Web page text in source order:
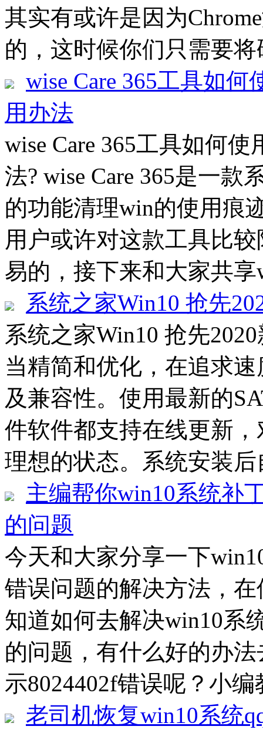
其实有或许是因为
的，这时候你们只需要
wise Care 365工具如何
用办法
wise Care 365工具如何使
法? wise Care 365是一
的功能清理win的使用痕
用户或许对这款工具比
易的，接下来和大家共享
系统之家Win10 抢先
系统之家Win10 抢先
当精简和优化，在追求
及兼容性。使用最新的
件软件都支持在线更新
理想的状态。系统安装
主编帮你win10系统补
的问题
今天和大家分享一下
错误问题的解决方法，
知道如何去解决win10系
的问题，有什么好的办
示8024402f错误呢？小
老司机恢复win10系统